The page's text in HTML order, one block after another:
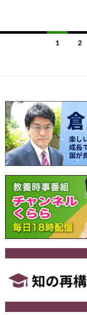
b es
ナ
ゲ
ー
シ
ョ
ン
1 2